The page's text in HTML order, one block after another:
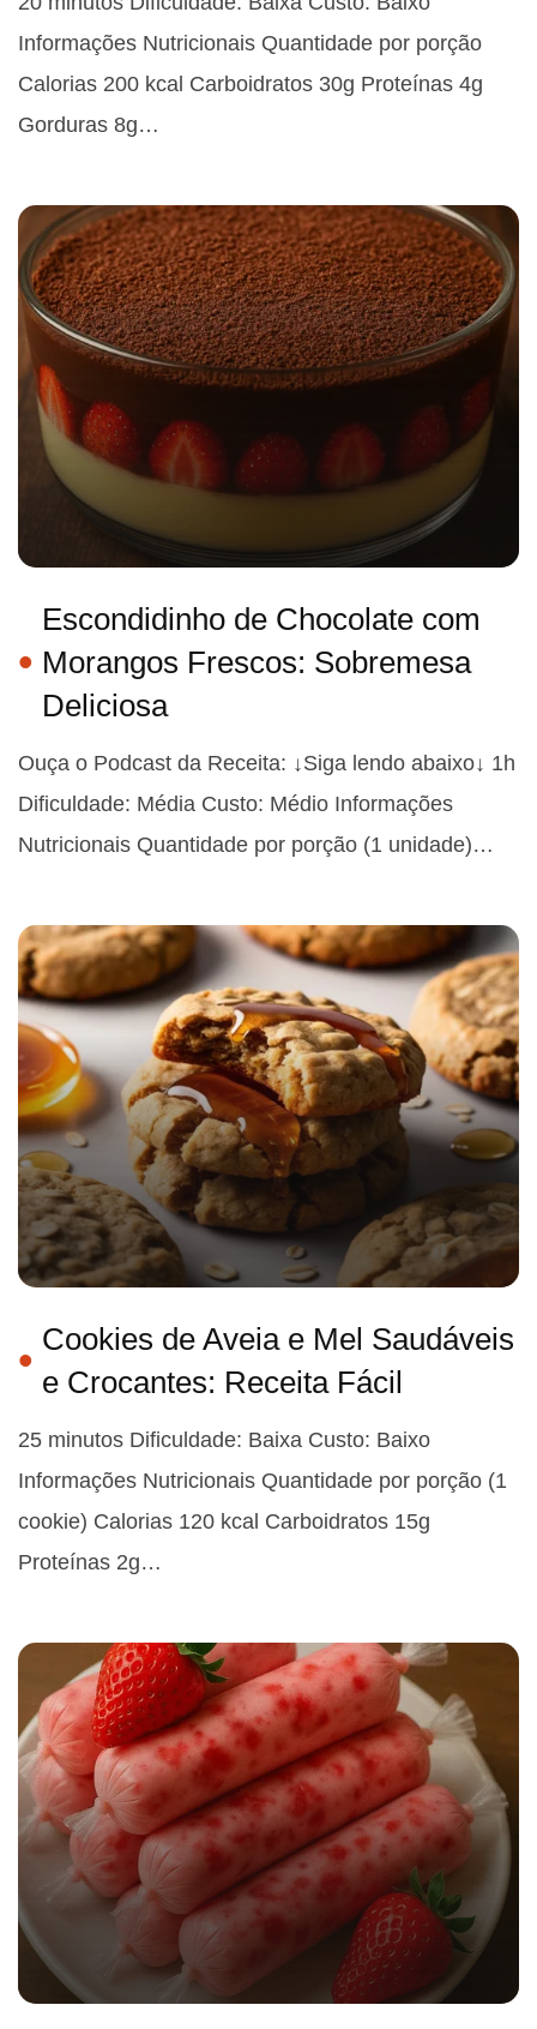
Informações Nutricionais Quantidade por porção
Calorias 200 kcal Carboidratos 30g Proteínas 4g
Gorduras 8g…
Escondidinho de Chocolate com
Morangos Frescos: Sobremesa
Deliciosa
Ouça o Podcast da Receita: ↓Siga lendo abaixo↓ 1h
Dificuldade: Média Custo: Médio Informações
Nutricionais Quantidade por porção (1 unidade)…
Cookies de Aveia e Mel Saudáveis
e Crocantes: Receita Fácil
25 minutos Dificuldade: Baixa Custo: Baixo
Informações Nutricionais Quantidade por porção (1
cookie) Calorias 120 kcal Carboidratos 15g
Proteínas 2g…